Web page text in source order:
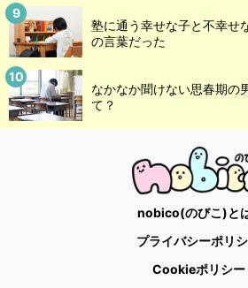
塾に通う幸せな子と不幸せ
の言葉だった
なかなか聞けない思春期の
て？
nobico(のびこ)と
プライバシーポリ
Cookieポリシー